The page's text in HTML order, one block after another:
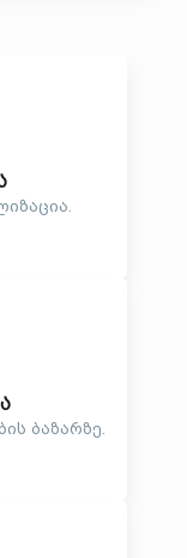
ბაზარზე.